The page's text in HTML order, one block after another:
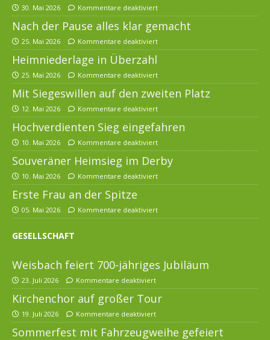
30. Mai 2026 Kommentare deaktiviert
Nach der Pause alles klar gemacht
25. Mai 2026 Kommentare deaktiviert
Heimniederlage in Überzahl
25. Mai 2026 Kommentare deaktiviert
Mit Siegeswillen auf den zweiten Platz
12. Mai 2026 Kommentare deaktiviert
Hochverdienten Sieg eingefahren
10. Mai 2026 Kommentare deaktiviert
Souveräner Heimsieg im Derby
10. Mai 2026 Kommentare deaktiviert
Erste Frau an der Spitze
05. Mai 2026 Kommentare deaktiviert
GESELLSCHAFT
Weisbach feiert 700-jähriges Jubiläum
23. Juli 2026 Kommentare deaktiviert
Kirchenchor auf großer Tour
19. Juli 2026 Kommentare deaktiviert
Sommerfest mit Fahrzeugweihe gefeiert